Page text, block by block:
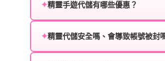
登入方式：您的遊戲登入方式（如
遊戲帳號：您的遊戲帳號或ID。
✦精靈手遊代儲有哪些優惠？
活動，儲值最低6折起，讓玩家隨時
✦精靈代儲安全嗎、會導致帳號被封